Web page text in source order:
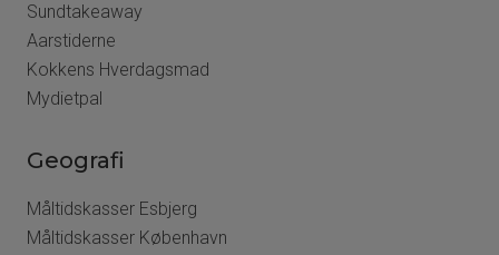
Sundtakeaway
Aarstiderne
Kokkens Hverdagsmad
Mydietpal
Geografi
Måltidskasser Esbjerg
Måltidskasser København